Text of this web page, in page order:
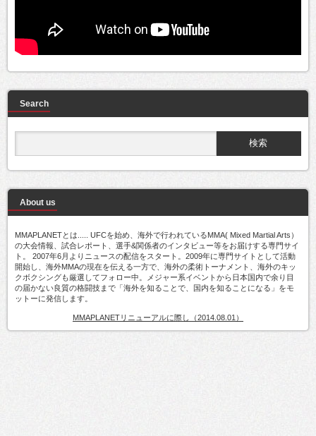
Search
About us
MMAPLANETとは..... UFCを始め、海外で行われているMMA( Mixed Martial Arts）
の大会情報、試合レポート、選手&関係者のインタビュー等をお届けする専門サイ
ト。 2007年6月よりニュースの配信をスタート。2009年に専門サイトとして活動
開始し、海外MMAの現在を伝える一方で、海外の柔術トーナメント、海外のキッ
クボクシングも厳選してフォロー中。メジャー系イベントから日本国内で余り目
の届かない良質の格闘技まで「海外を知ることで、国内を知ることになる」をモ
ットーに発信します。
MMAPLANETリニューアルに際し（2014.08.01）